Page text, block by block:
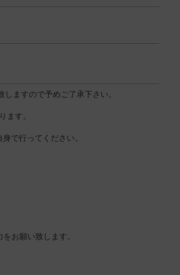
ますので予めご了承下さい。
ます。
で行ってください。
お願い致します。